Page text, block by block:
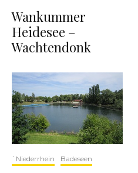
Wankummer
Heidesee –
Wachtendonk
`Niederrhein Badeseen